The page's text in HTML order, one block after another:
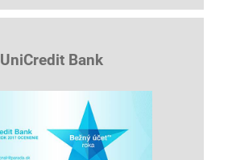
UniCredit Bank